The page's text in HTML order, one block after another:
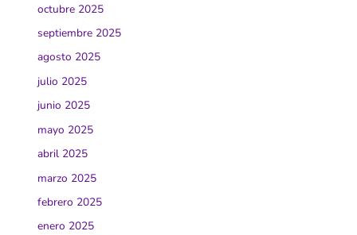
octubre 2025
septiembre 2025
agosto 2025
julio 2025
junio 2025
mayo 2025
abril 2025
marzo 2025
febrero 2025
enero 2025